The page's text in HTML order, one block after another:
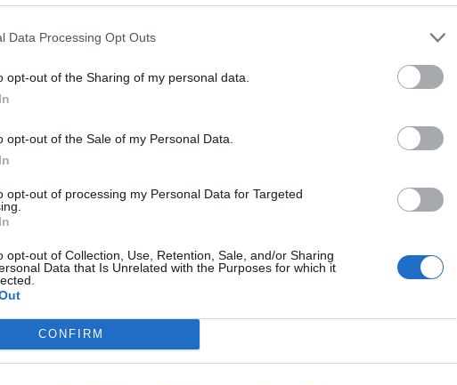
Data Processing Opt Outs
opt-out of the Sharing of my personal data.
opt-out of the Sale of my Personal Data.
opt-out of processing my Personal Data for Targeted
opt-out of Collection, Use, Retention, Sale, and/or Sharing
Data that Is Unrelated with the Purposes for which it
CONFIRM
attacco, gli
gli Usa
Houthi
carte